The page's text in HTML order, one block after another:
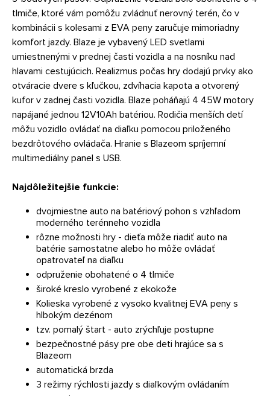
tlmiče, ktoré vám pomôžu zvládnuť nerovný terén, čo v
kombinácii s kolesami z EVA peny zaručuje mimoriadny
komfort jazdy. Blaze je vybavený LED svetlami
umiestnenými v prednej časti vozidla a na nosníku nad
hlavami cestujúcich. Realizmus počas hry dodajú prvky ako
otváracie dvere s kľučkou, zdvíhacia kapota a otvorený
kufor v zadnej časti vozidla. Blaze poháňajú 4 45W motory
napájané jednou 12V10Ah batériou. Rodičia menších detí
môžu vozidlo ovládať na diaľku pomocou priloženého
bezdrôtového ovládača. Hranie s Blazeom spríjemní
multimediálny panel s USB.
Najdôležitejšie funkcie:
dvojmiestne auto na batériový pohon s vzhľadom
moderného terénneho vozidla
rôzne možnosti hry - dieťa môže riadiť auto na
batérie samostatne alebo ho môže ovládať
opatrovateľ na diaľku
odpruženie obohatené o 4 tlmiče
široké kreslo vyrobené z ekokože
Kolieska vyrobené z vysoko kvalitnej EVA peny s
hlbokým dezénom
tzv. pomalý štart - auto zrýchľuje postupne
bezpečnostné pásy pre obe deti hrajúce sa s
Blazeom
automatická brzda
3 režimy rýchlosti jazdy s diaľkovým ovládaním